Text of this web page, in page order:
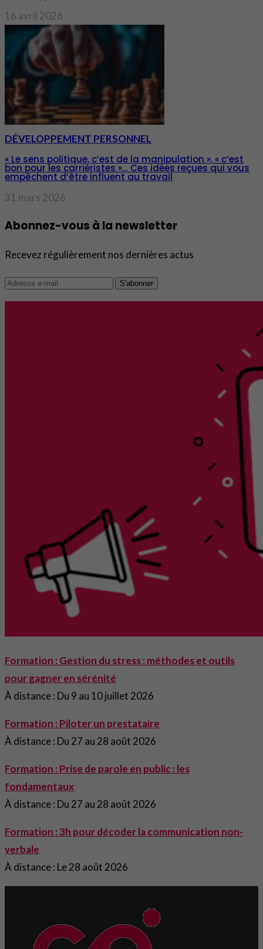
16 avril 2026
DÉVELOPPEMENT PERSONNEL
« Le sens politique, c’est de la manipulation », « c’est
bon pour les carriéristes »… Ces idées reçues qui vous
empêchent d’être influent au travail
31 mars 2026
Abonnez-vous à la newsletter
Recevez régulièrement nos dernières actus
S'abonner
Formation : Gestion du stress : méthodes et outils
pour gagner en sérénité
À distance : Du 9 au 10 juillet 2026
Formation : Piloter un prestataire
À distance : Du 27 au 28 août 2026
Formation : Prise de parole en public : les
fondamentaux
À distance : Du 27 au 28 août 2026
Formation : 3h pour décoder la communication non-
verbale
À distance : Le 28 août 2026